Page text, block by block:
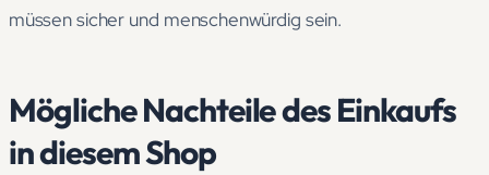
müssen sicher und menschenwürdig sein.
Mögliche Nachteile des Einkaufs
in diesem Shop